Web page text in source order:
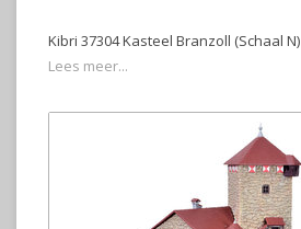
Kibri 37304 Kasteel Branzoll (Schaal N)
Lees meer...